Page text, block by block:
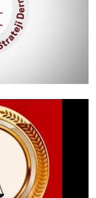
DERNEĞİ